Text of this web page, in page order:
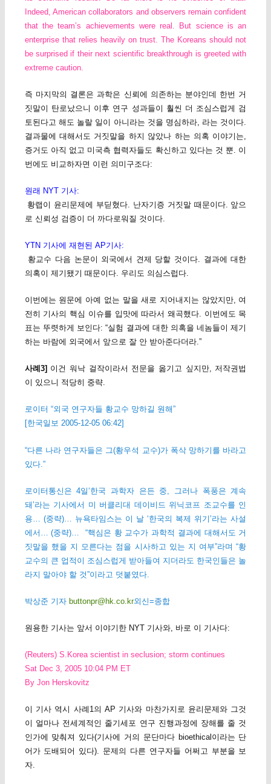
Indeed, American collaborators and observers remain confident
that the team’s achievements were real. But science is an
enterprise that relies heavily on trust. The Koreans should not
be surprised if their next scientific breakthrough is greeted with
extreme caution.
즉 마지막의 결론은 과학은 신뢰에 의존하는 분야인데 한번 거
짓말이 탄로났으니 이후 연구 성과들이 훨씬 더 조심스럽게 검
토된다고 해도 놀랄 일이 아니라는 것을 명심하라, 라는 것이다.
결과물에 대해서도 거짓말을 하지 않았나 하는 의혹 이야기는,
증거도 아직 없고 미국측 협력자들도 확신하고 있다는 것 뿐. 이
번에도 비교하자면 이런 의미구조다:
원래 NYT 기사:
황랩이 윤리문제에 부딛혔다. 난자기증 거짓말 때문이다. 앞으
로 신뢰성 검증이 더 까다로워질 것이다.
YTN 기사에 재현된 AP기사:
황교수 다음 논문이 외국에서 견제 당할 것이다. 결과에 대한
의혹이 제기됐기 때문이다. 우리도 의심스럽다.
이번에는 원문에 아예 없는 말을 새로 지어내지는 않았지만, 여
전히 기사의 핵심 이슈를 입맛에 따라서 왜곡했다. 이번에도 목
표는 뚜렷하게 보인다: “실험 결과에 대한 의혹을 네놈들이 제기
하는 바람에 외국에서 앞으로 잘 안 받아준다더라.”
사례3] 이건 워낙 걸작이라서 전문을 옮기고 싶지만, 저작권법
이 있으니 적당히 중략.
로이터 “외국 연구자들 황교수 망하길 원해”
[한국일보 2005-12-05 06:42]
“다른 나라 연구자들은 그(황우석 교수)가 폭삭 망하기를 바라고
있다.”
로이터통신은 4일‘한국 과학자 은든 중, 그러나 폭풍은 계속
돼’라는 기사에서 미 버클리대 데이비드 위닉코프 조교수를 인
용… (중략)… 뉴욕타임스는 이 날 ‘한국의 복제 위기’라는 사설
에서… (중략)…
“핵심은 황 교수가 과학적 결과에 대해서도 거
짓말을 했을 지 모른다는 점을 시사하고 있는 지 여부”라며 “황
교수의 큰 업적이 조심스럽게 받아들여 지더라도 한국인들은 놀
라지 말아야 할 것”이라고 덧붙였다.
박상준 기자 buttonpr@hk.co.kr외신=종합
원용한 기사는 앞서 이야기한 NYT 기사와, 바로 이 기사다:
(Reuters) S.Korea scientist in seclusion; storm continues
Sat Dec 3, 2005 10:04 PM ET
By Jon Herskovitz
이 기사 역시 사례1의 AP 기사와 마찬가지로 윤리문제와 그것
이 얼마나 전세계적인 줄기세포 연구 진행과정에 장해를 줄 것
인가에 맞춰져 있다(기사에 거의 문단마다 bioethical이라는 단
어가 도배되어 있다). 문제의 다른 연구자들 어쩌고 부분을 보
자.